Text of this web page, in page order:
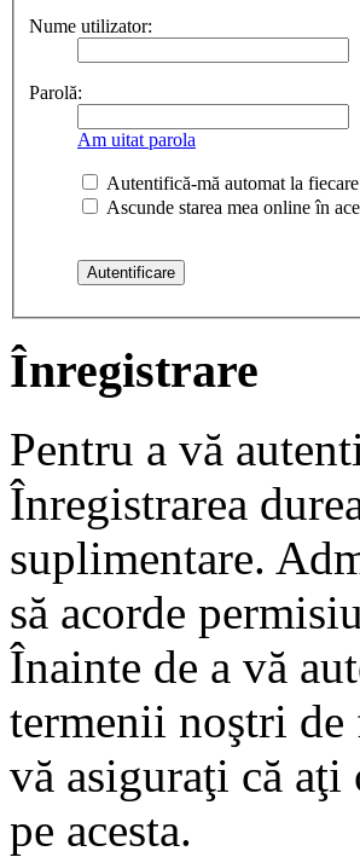
Nume utilizator:
Parolă:
Am uitat parola
Autentifică-mă automat la
Ascunde starea mea online în
Înregistrare
Pentru a vă
Înregistrarea
suplimentare.
să acorde
Înainte de a vă
termenii noştri
vă asiguraţi că
pe acesta.